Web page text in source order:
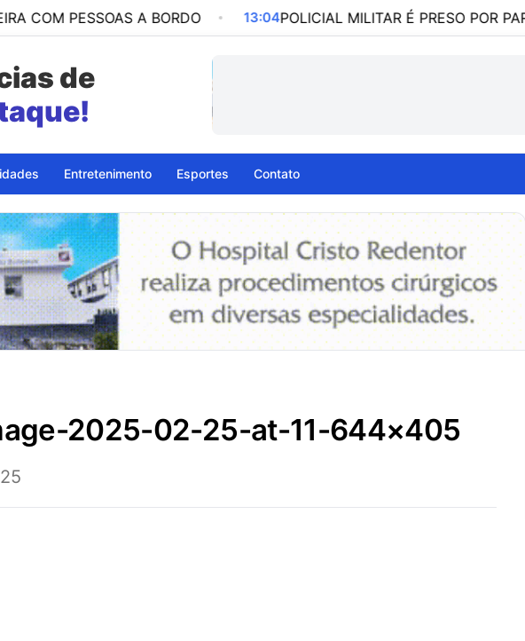
A BORDO 13:04 POLICIAL MILITAR É PRESO POR
de
- BA
Entretenimento Esportes Contato
2025-02-25-at-11-644×405